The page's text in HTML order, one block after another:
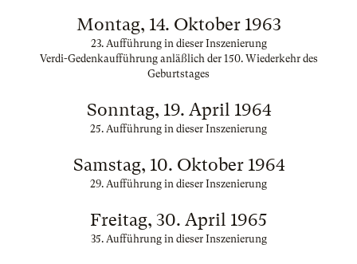
Montag, 14. Oktober 1963
23. Aufführung in dieser Inszenierung
Verdi-Gedenkaufführung anläßlich der 150. Wiederkehr des
Geburtstages
Sonntag, 19. April 1964
25. Aufführung in dieser Inszenierung
Samstag, 10. Oktober 1964
29. Aufführung in dieser Inszenierung
Freitag, 30. April 1965
35. Aufführung in dieser Inszenierung